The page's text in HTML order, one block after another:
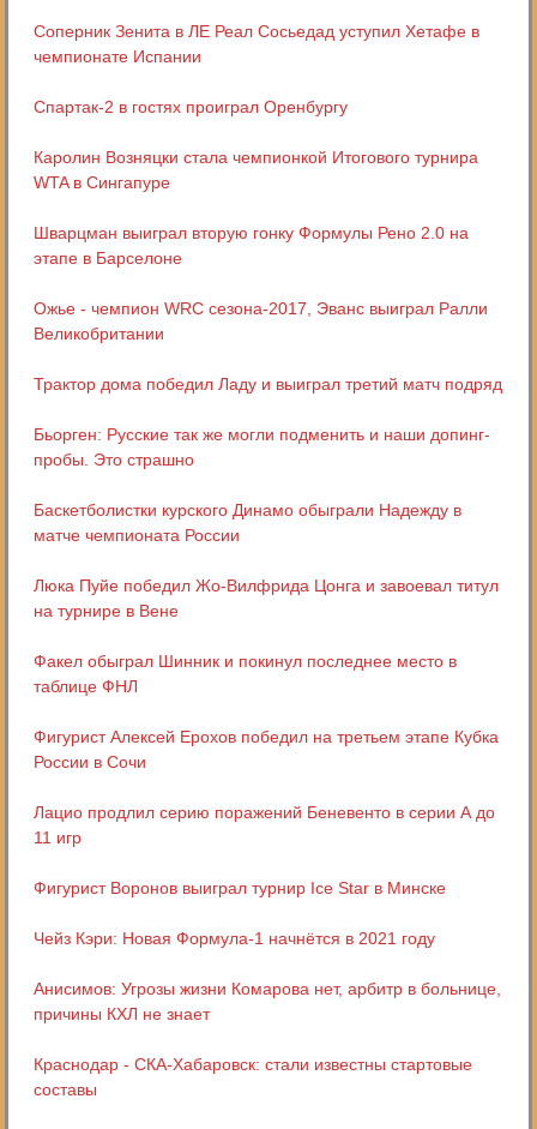
Соперник Зенита в ЛЕ Реал Сосьедад уступил Хетафе в
чемпионате Испании
Спартак-2 в гостях проиграл Оренбургу
Каролин Возняцки стала чемпионкой Итогового турнира
WTA в Сингапуре
Шварцман выиграл вторую гонку Формулы Рено 2.0 на
этапе в Барселоне
Ожье - чемпион WRC сезона-2017, Эванс выиграл Ралли
Великобритании
Трактор дома победил Ладу и выиграл третий матч подряд
Бьорген: Русские так же могли подменить и наши допинг-
пробы. Это страшно
Баскетболистки курского Динамо обыграли Надежду в
матче чемпионата России
Люка Пуйе победил Жо-Вилфрида Цонга и завоевал титул
на турнире в Вене
Факел обыграл Шинник и покинул последнее место в
таблице ФНЛ
Фигурист Алексей Ерохов победил на третьем этапе Кубка
России в Сочи
Лацио продлил серию поражений Беневенто в серии А до
11 игр
Фигурист Воронов выиграл турнир Ice Star в Минске
Чейз Кэри: Новая Формула-1 начнётся в 2021 году
Анисимов: Угрозы жизни Комарова нет, арбитр в больнице,
причины КХЛ не знает
Краснодар - СКА-Хабаровск: стали известны стартовые
составы